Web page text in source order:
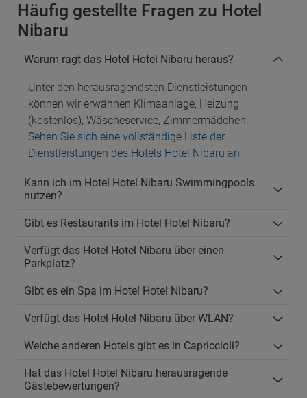
Häufig gestellte Fragen zu Hotel
Nibaru
Warum ragt das Hotel Hotel Nibaru heraus?
Unter den herausragendsten Dienstleistungen
können wir erwähnen Klimaanlage, Heizung
(kostenlos), Wäscheservice, Zimmermädchen.
Sehen Sie sich eine vollständige Liste der
Dienstleistungen des Hotels Hotel Nibaru an.
Kann ich im Hotel Hotel Nibaru Swimmingpools
nutzen?
Gibt es Restaurants im Hotel Hotel Nibaru?
Verfügt das Hotel Hotel Nibaru über einen
Parkplatz?
Gibt es ein Spa im Hotel Hotel Nibaru?
Verfügt das Hotel Hotel Nibaru über WLAN?
Welche anderen Hotels gibt es in Capriccioli?
Hat das Hotel Hotel Nibaru herausragende
Gästebewertungen?